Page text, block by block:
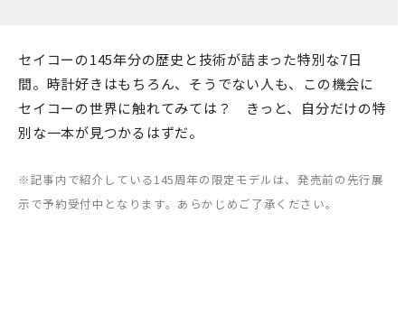
セイコーの145年分の歴史と技術が詰まった特別な7日
間。時計好きはもちろん、そうでない人も、この機会に
セイコーの世界に触れてみては？ きっと、自分だけの特
別な一本が見つかるはずだ。
※記事内で紹介している145周年の限定モデルは、発売前の先行展
示で予約受付中となります。あらかじめご了承ください。